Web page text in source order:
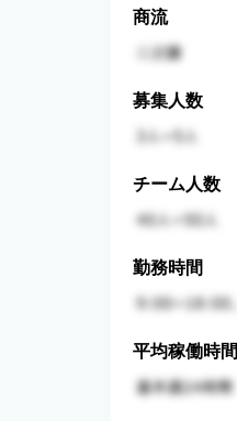
商流
募集人数
チーム人数
勤務時間
平均稼働時間